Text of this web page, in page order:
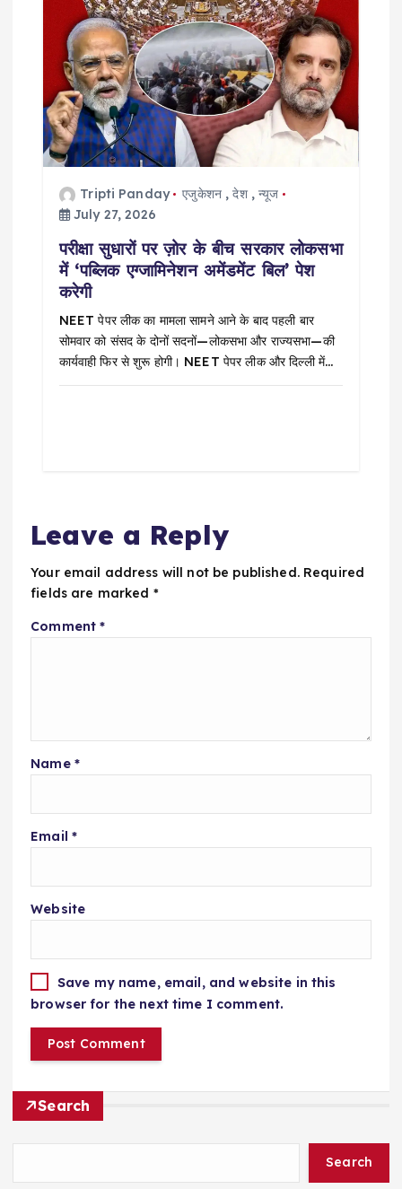
Tripti Panday एजुकेशन,देश,न्यूज
July 27, 2026
परीक्षा सुधारों पर ज़ोर के बीच सरकार लोकसभा
में ‘पब्लिक एग्जामिनेशन अमेंडमेंट बिल’ पेश
करेगी
NEET पेपर लीक का मामला सामने आने के बाद पहली बार
सोमवार को संसद के दोनों सदनों—लोकसभा और राज्यसभा—की
कार्यवाही फिर से शुरू होगी। NEET पेपर लीक और दिल्ली में…
Leave a Reply
Your email address will not be published. Required
fields are marked *
Comment*
Name *
Email *
Website
Save my name, email, and website in this
browser for the next time I comment.
Search
Search